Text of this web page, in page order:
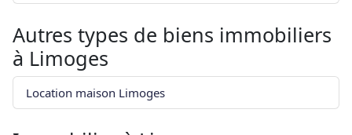
Autres types de biens immobiliers
à Limoges
Location maison Limoges